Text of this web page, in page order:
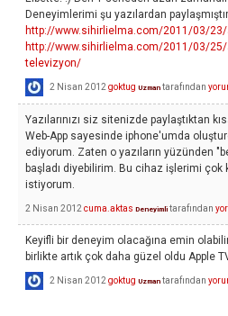
Deneyimlerimi şu yazılardan
http://www.sihirlielma.com/2011/03/23/
http://www.sihirlielma.com/2011/03/25/
televizyon/
2 Nisan 2012 goktug Uzman tarafından
Yazılarınızı siz sitenizde paylaştıktan
Web-App sayesinde iphone'umda
ediyorum. Zaten o yazıların yüzünden
başladı diyebilirim. Bu cihaz işlerimi çok
istiyorum.
2 Nisan 2012 cuma.aktas Deneyimli tarafından
Keyifli bir deneyim olacağına emin
birlikte artık çok daha güzel oldu Apple
2 Nisan 2012 goktug Uzman tarafından